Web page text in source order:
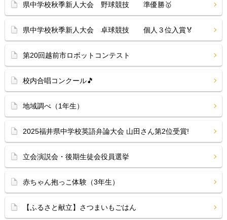
県中学校秋季新人大会 野球競技 準優勝🥇
県中学校秋季新人大会 卓球競技 個人３位入賞🏅
第20回越前市ロボットコンテスト
校内合唱コンクール🎵
地域調べ（1年生）
2025福井県中学校英語弁論大会 山田さん第2位受賞!
立会演説会・後期生徒会役員選挙
赤ちゃん抱っこ体験（3年生）
【ふるさと献立】さつまいもごはん